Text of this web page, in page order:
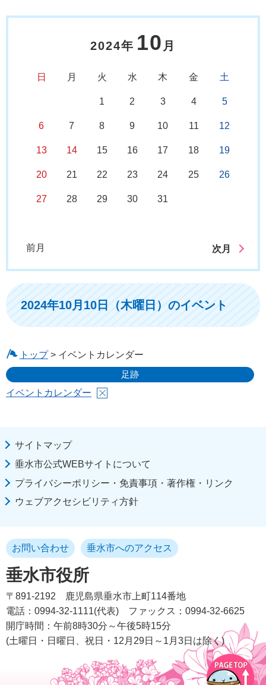
2024年 10 月
日 月 火 水 木 金 土
1 2 3 4 5
6 7 8 9 10 11 12
13 14 15 16 17 18 19
20 21 22 23 24 25 26
27 28 29 30 31
前月 次月
2024年10月10日（木曜日）のイベント
トップ> イベントカレンダー
足跡
イベントカレンダー
サイトマップ
垂水市公式WEBサイトについて
プライバシーポリシー・免責事項・著作権・リンク
ウェブアクセシビリティ方針
垂水市役所
お問い合わせ 垂水市へのアクセス
〒891-2192
鹿児島県垂水市上町114番地
電話：0994-32-1111(代表)
ファックス：0994-32-6625
開庁時間：午前8時30分～午後5時15分
(土曜日・日曜日、祝日・12月29日～1月3日は除く)